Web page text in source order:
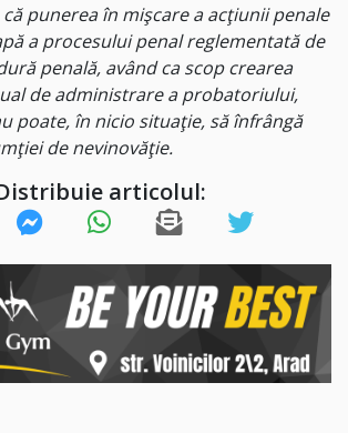
în mişcare a acţiunii penale
a procesului penal reglementată de
penală, având ca scop crearea
de administrare a probatoriului,
poate, în nicio situaţie, să înfrângă
de nevinovăţie.
articolul: